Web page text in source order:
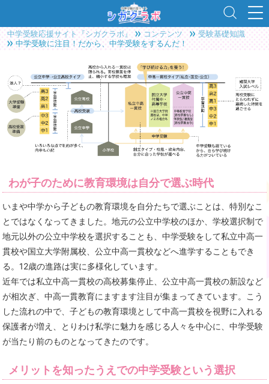
中学受験応援サイト『シガクラボ』 コンテンツ
受験基礎知識
中学受験に注目！だから、中学受験をするんだ！
わが子のために教育環境は自分で選ぶ時代
いまや中学から子どもの教育環境を自分たちで選ぶことは、特別なこ
とではなくなってきました。地元の公立中学校のほか、学校選択制で
地元以外の公立中学校を選択することも、中学受験をして私立中高一
貫校や国立大学附属校、公立中高一貫校などへ進学することもでき
る。12歳の進路は実に多様化しています。
近年では私立中高一貫校の高校募集停止、公立中高一貫校の新設など
が相次ぎ、中高一貫教育にますます注目が集まってきています。こう
した流れの中で、子どもの教育環境として中高一貫校を視野に入れる
保護者が増え、とりわけ私学に魅力を感じる人々を中心に、中学受験
が当たり前のものとなってきたのです。
メリットを知ったうえでの中学受験という選択